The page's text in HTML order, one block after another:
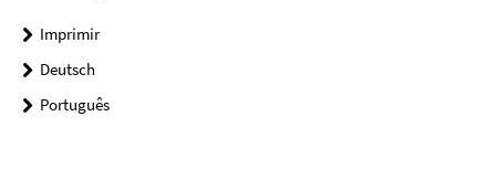
Imprimir
Deutsch
Português